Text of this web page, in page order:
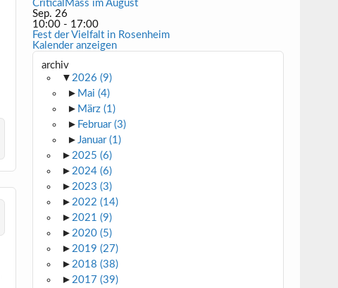
CriticalMass im August
Sep. 26
10:00 - 17:00
Fest der Vielfalt in Rosenheim
Kalender anzeigen
archiv
▼ 2026(9)
► Mai (4)
► März (1)
► Februar (3)
► Januar (1)
► 2025(6)
► 2024(6)
► 2023(3)
► 2022(14)
► 2021(9)
► 2020(5)
► 2019(27)
► 2018(38)
► 2017(39)